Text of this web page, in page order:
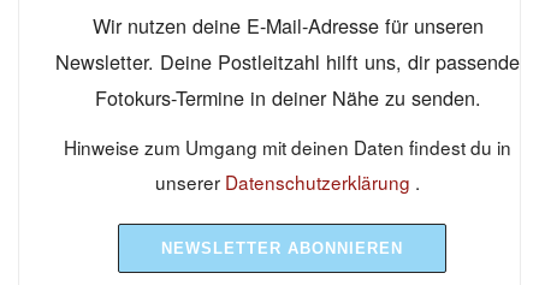
Wir nutzen deine E-Mail-Adresse für unseren
Newsletter. Deine Postleitzahl hilft uns, dir passende
Fotokurs-Termine in deiner Nähe zu senden.
Hinweise zum Umgang mit deinen Daten findest du in
unserer Datenschutzerklärung .
NEWSLETTER ABONNIEREN